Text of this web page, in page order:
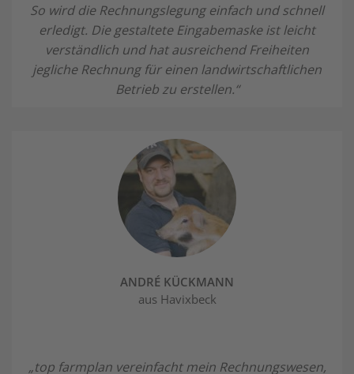
So wird die Rechnungslegung einfach und schnell
erledigt. Die gestaltete Eingabemaske ist leicht
verständlich und hat ausreichend Freiheiten
jegliche Rechnung für einen landwirtschaftlichen
Betrieb zu erstellen.“
ANDRÉ KÜCKMANN
aus Havixbeck
„top farmplan vereinfacht mein Rechnungswesen,